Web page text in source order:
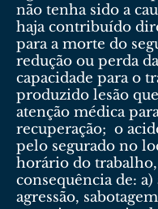
não tenha sido a
haja contribuído
para a morte do
redução ou perda
capacidade para o
produzido lesão
atenção médica
recuperação; o
pelo segurado no
horário do
consequência de: a)
agressão,